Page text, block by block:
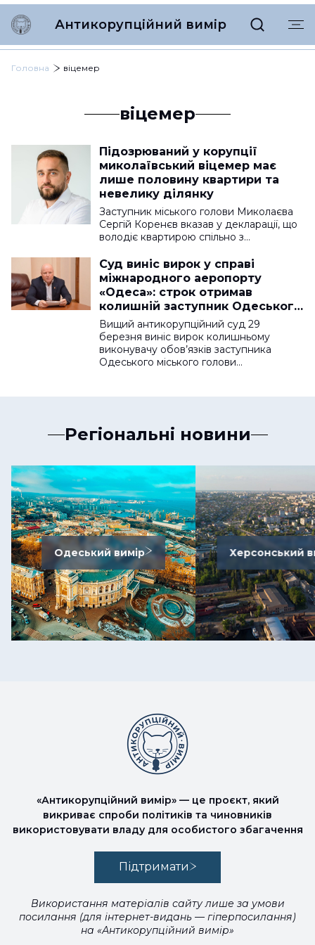
Антикорупційний вимір
Головна віцемер
віцемер
Підозрюваний у корупції
миколаївський віцемер має
лише половину квартири та
невелику ділянку
Заступник міського голови Миколаєва
Сергій Коренєв вказав у декларації, що
володіє квартирою спільно з…
Суд виніс вирок у справі
міжнародного аеропорту
«Одеса»: строк отримав
колишній заступник Одеського
мера
Вищий антикорупційний суд 29
березня виніс вирок колишньому
виконувачу обов’язків заступника
Одеського міського голови…
Регіональні новини
Одеський вимір Херсонський
«Антикорупційний вимір» — це проєкт, який
викриває спроби політиків та чиновників
використовувати владу для особистого збагачення
Підтримати
Використання матеріалів сайту лише за умови
посилання (для інтернет-видань — гіперпосилання)
на «Антикорупційний вимір»